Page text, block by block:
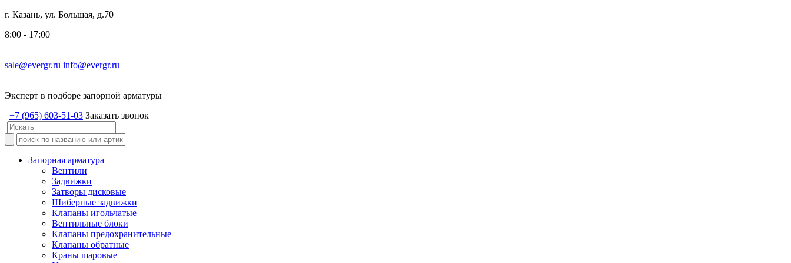
г. Казань, ул. Большая, д.70
8:00 - 17:00
sale@evergr.ru info@evergr.ru
Эксперт в подборе запорной арматуры
+7 (965) 603-51-03 Заказать звонок
Запорная арматура
Вентили
Задвижки
Затворы дисковые
Шиберные задвижки
Клапаны игольчатые
Вентильные блоки
Клапаны предохранительные
Клапаны обратные
Краны шаровые